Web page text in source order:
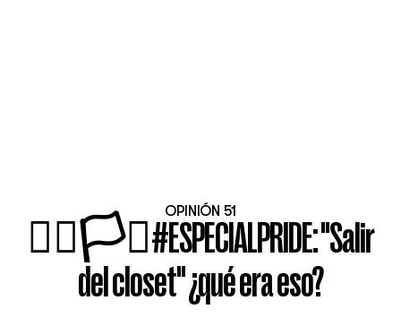
OPINIÓN 51
🏳️‍🌈🏳️‍⚧️#ESPECIALPRIDE: "Salir
del closet" ¿qué era eso?